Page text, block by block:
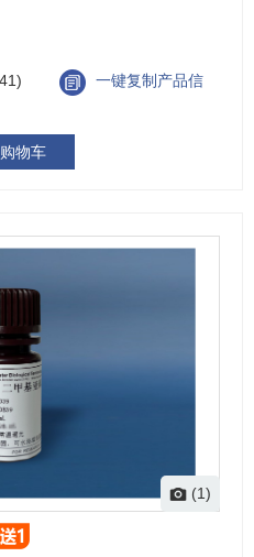
一键复制产品信
物车
(1)